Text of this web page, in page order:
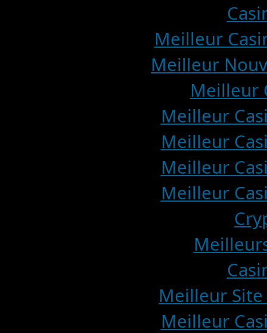
Meilleur
Meilleur
Meilleur
Meilleur
Meilleur
Meilleur
Meilleur
Meilleur Site
Meilleur